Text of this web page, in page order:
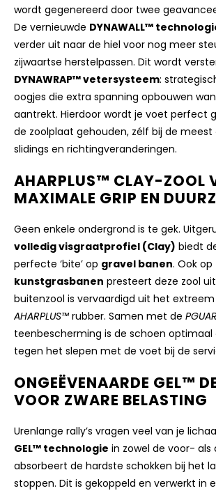
wordt gegenereerd door twee
De vernieuwde DYNAWALL™
verder uit naar de hiel voor nog meer
zijwaartse herstelpassen. Dit wordt
DYNAWRAP™ vetersysteem:
oogjes die extra spanning opbouwen
aantrekt. Hierdoor wordt je voet perfect
de zoolplaat gehouden, zélf bij de meest
slidings en richtingveranderingen.
AHARPLUS™ CLAY-ZOOL
MAXIMALE GRIP EN
Geen enkele ondergrond is te gek.
volledig visgraatprofiel (Clay) biedt
perfecte ‘bite’ op gravel banen. Ook op
kunstgrasbanen presteert deze zool
buitenzool is vervaardigd uit het
AHARPLUS™rubber. Samen met de
teenbescherming is de schoen optimaal
tegen het slepen met de voet bij de
ONGEËVENAARDE GEL™
VOOR ZWARE BELASTING
Urenlange rally’s vragen veel van je
GEL™ technologie in zowel de voor-
absorbeert de hardste schokken bij het
stoppen. Dit is gekoppeld en verwerkt in